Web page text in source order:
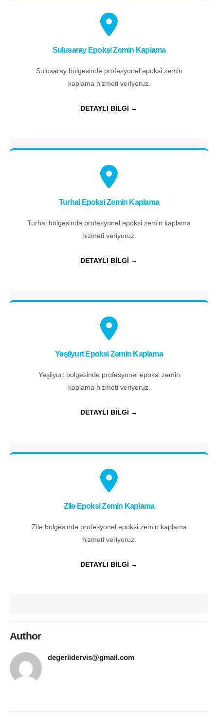
Sulusaray Epoksi Zemin Kaplama
Sulusaray bölgesinde profesyonel epoksi zemin
kaplama hizmeti veriyoruz.
DETAYLI BİLGİ →
Turhal Epoksi Zemin Kaplama
Turhal bölgesinde profesyonel epoksi zemin kaplama
hizmeti veriyoruz.
DETAYLI BİLGİ →
Yeşilyurt Epoksi Zemin Kaplama
Yeşilyurt bölgesinde profesyonel epoksi zemin
kaplama hizmeti veriyoruz.
DETAYLI BİLGİ →
Zile Epoksi Zemin Kaplama
Zile bölgesinde profesyonel epoksi zemin kaplama
hizmeti veriyoruz.
DETAYLI BİLGİ →
Author
degerlidervis@gmail.com